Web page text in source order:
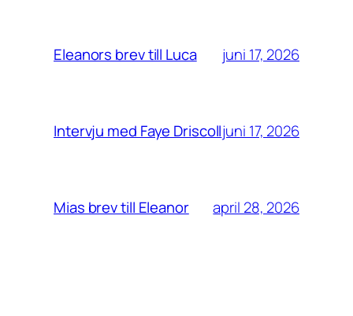
Eleanors brev till Luca juni 17, 2026
Intervju med Faye Driscolljuni 17, 2026
Mias brev till Eleanor april 28, 2026